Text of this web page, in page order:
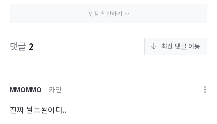
인장 확인하기
댓글 2 최신 댓글 이동
MMOMMO 카인
진짜 될놈될이다..